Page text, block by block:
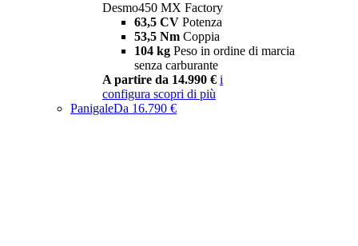
Desmo450 MX Factory
63,5 CV Potenza
53,5 Nm Coppia
104 kg Peso in ordine di marcia
senza carburante
A partire da 14.990 € i
configura scopri di più
PanigaleDa 16.790 €